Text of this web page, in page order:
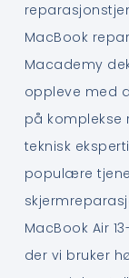
MacBook
Macademy
oppleve med
på komplekse
teknisk
populære
MacBook Air
der vi bruker